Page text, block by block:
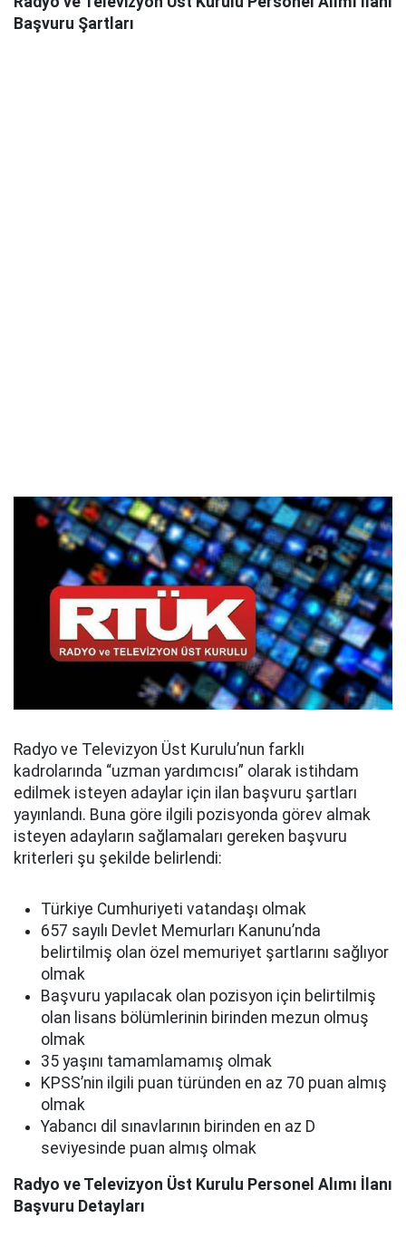
Başvuru Şartları
Radyo ve Televizyon Üst Kurulu’nun farklı
kadrolarında “uzman yardımcısı” olarak istihdam
edilmek isteyen adaylar için ilan başvuru şartları
yayınlandı. Buna göre ilgili pozisyonda görev almak
isteyen adayların sağlamaları gereken başvuru
kriterleri şu şekilde belirlendi:
Türkiye Cumhuriyeti vatandaşı olmak
657 sayılı Devlet Memurları Kanunu’nda
belirtilmiş olan özel memuriyet şartlarını sağlıyor
olmak
Başvuru yapılacak olan pozisyon için belirtilmiş
olan lisans bölümlerinin birinden mezun olmuş
olmak
35 yaşını tamamlamamış olmak
KPSS’nin ilgili puan türünden en az 70 puan almış
olmak
Yabancı dil sınavlarının birinden en az D
seviyesinde puan almış olmak
Radyo ve Televizyon Üst Kurulu Personel Alımı İlanı
Başvuru Detayları